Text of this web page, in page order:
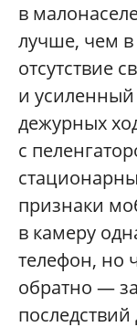
в
лучше, чем
отсутствие
и
дежурных
с
признаки
в камеру
телефон, но
обратно —